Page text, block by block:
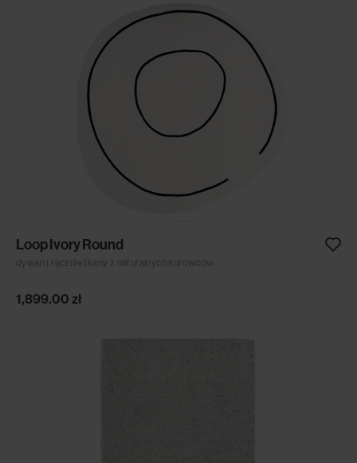
Loop Ivory Round
dywan | ręcznie tkany z naturalnych surowców
1,899.00 zł